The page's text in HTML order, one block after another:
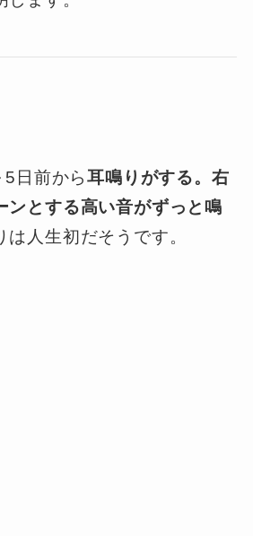
5日前から耳鳴りがする。右
ンとする高い音がずっと鳴
は人生初だそうです。